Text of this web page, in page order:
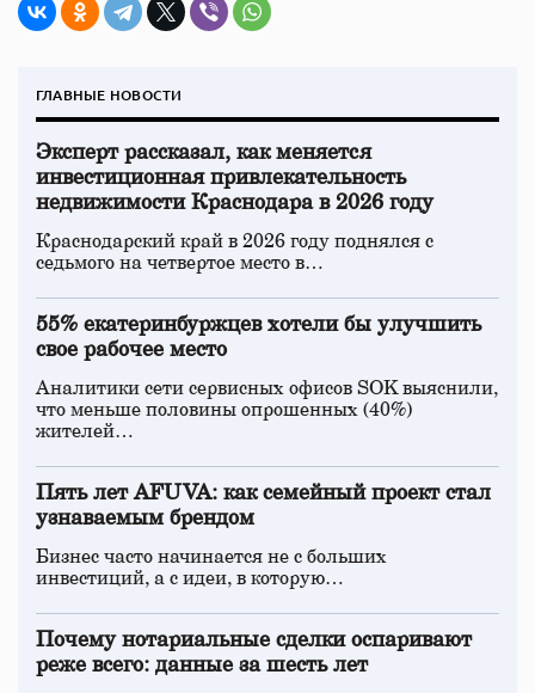
ГЛАВНЫЕ НОВОСТИ
Эксперт рассказал, как меняется
инвестиционная привлекательность
недвижимости Краснодара в 2026 году
Краснодарский край в 2026 году поднялся с
седьмого на четвертое место в…
55% екатеринбуржцев хотели бы улучшить
свое рабочее место
Аналитики сети сервисных офисов SOK выяснили,
что меньше половины опрошенных (40%)
жителей…
Пять лет AFUVA: как семейный проект стал
узнаваемым брендом
Бизнес часто начинается не с больших
инвестиций, а с идеи, в которую…
Почему нотариальные сделки оспаривают
реже всего: данные за шесть лет